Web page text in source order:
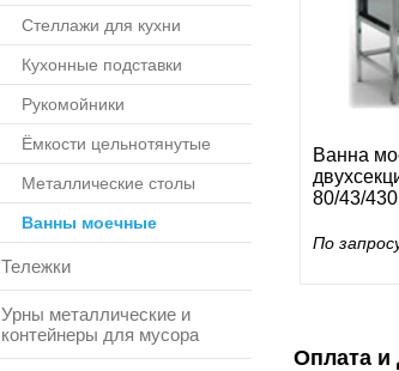
Стеллажи для кухни
Кухонные подставки
Рукомойники
Ёмкости цельнотянутые
Металлические столы
Ванны моечные
Тележки
Урны металлические и
контейнеры для мусора
Ванна
80/43/430
По
Оплата и